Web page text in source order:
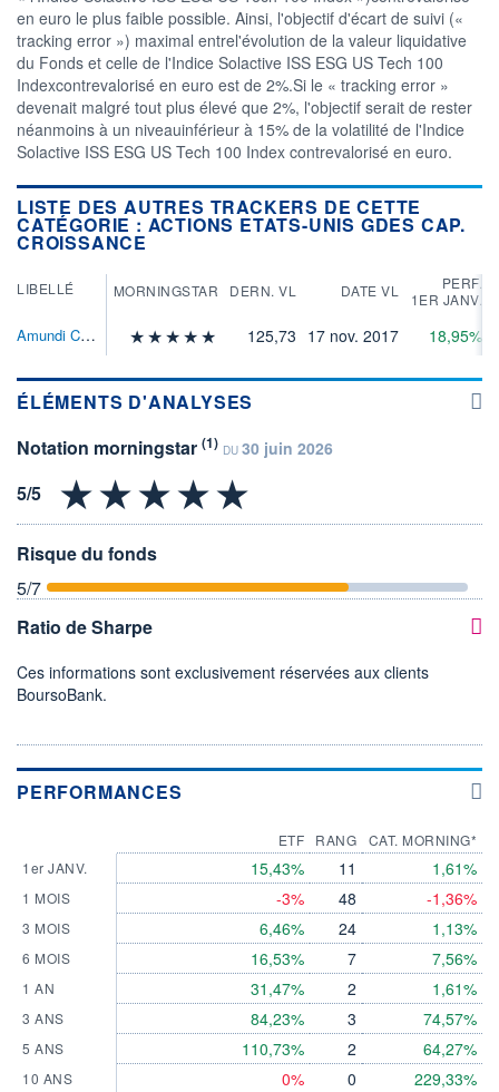
en euro le plus faible possible. Ainsi, l'objectif d'écart de suivi («
tracking error ») maximal entrel'évolution de la valeur liquidative
du Fonds et celle de l'Indice Solactive ISS ESG US Tech 100
Indexcontrevalorisé en euro est de 2%.Si le « tracking error »
devenait malgré tout plus élevé que 2%, l'objectif serait de rester
néanmoins à un niveauinférieur à 15% de la volatilité de l'Indice
Solactive ISS ESG US Tech 100 Index contrevalorisé en euro.
LISTE DES AUTRES TRACKERS DE CETTE
CATÉGORIE : ACTIONS ETATS-UNIS GDES CAP.
CROISSANCE
LIBELLÉ MORNINGSTAR DERN. VL DATE VL
PERF.
1ER JANV.
Amundi Core Nasdaq-100 Swap ETF Acc 125,73 17 nov. 2017 18,95%
ÉLÉMENTS D'ANALYSES
Notation morningstar (1) DU 30 juin 2026
Risque du fonds
5/7
Ratio de Sharpe
Ces informations sont exclusivement réservées aux clients
BoursoBank.
PERFORMANCES
1er JANV.
1 MOIS
3 MOIS
6 MOIS
1 AN
3 ANS
5 ANS
10 ANS
ETF
15,43%
-3%
6,46%
16,53%
31,47%
84,23%
110,73%
0%
RANG
11
48
24
7
2
3
2
0
CAT. MORNING*
1,61%
-1,36%
1,13%
7,56%
1,61%
74,57%
64,27%
229,33%